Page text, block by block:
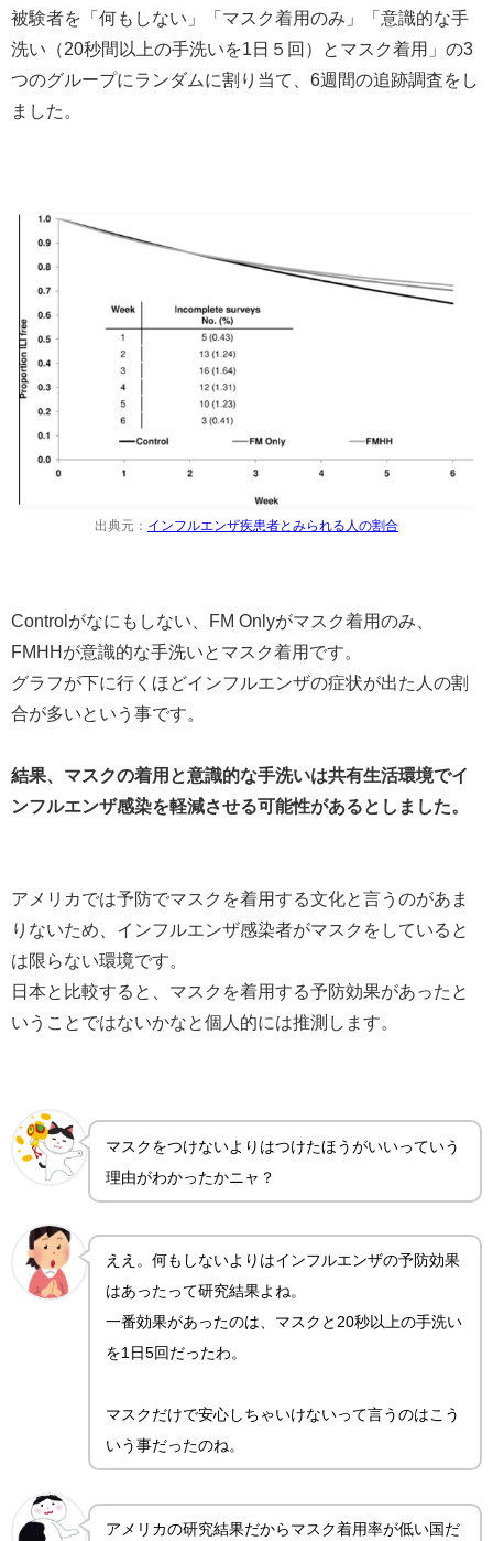
被験者を「何もしない」「マスク着用のみ」「意識的な手
洗い（20秒間以上の手洗いを1日５回）とマスク着用」の3
つのグループにランダムに割り当て、6週間の追跡調査をし
ました。
出典元： インフルエンザ疾患者とみられる人の割合
Controlがなにもしない、FM Onlyがマスク着用のみ、
FMHHが意識的な手洗いとマスク着用です。
グラフが下に行くほどインフルエンザの症状が出た人の割
合が多いという事です。
結果、マスクの着用と意識的な手洗いは共有生活環境でイ
ンフルエンザ感染を軽減させる可能性があるとしました。
アメリカでは予防でマスクを着用する文化と言うのがあま
りないため、インフルエンザ感染者がマスクをしていると
は限らない環境です。
日本と比較すると、マスクを着用する予防効果があったと
いうことではないかなと個人的には推測します。
マスクをつけないよりはつけたほうがいいっていう
理由がわかったかニャ？
ええ。何もしないよりはインフルエンザの予防効果
はあったって研究結果よね。
一番効果があったのは、マスクと20秒以上の手洗い
を1日5回だったわ。
マスクだけで安心しちゃいけないって言うのはこう
いう事だったのね。
アメリカの研究結果だからマスク着用率が低い国だ